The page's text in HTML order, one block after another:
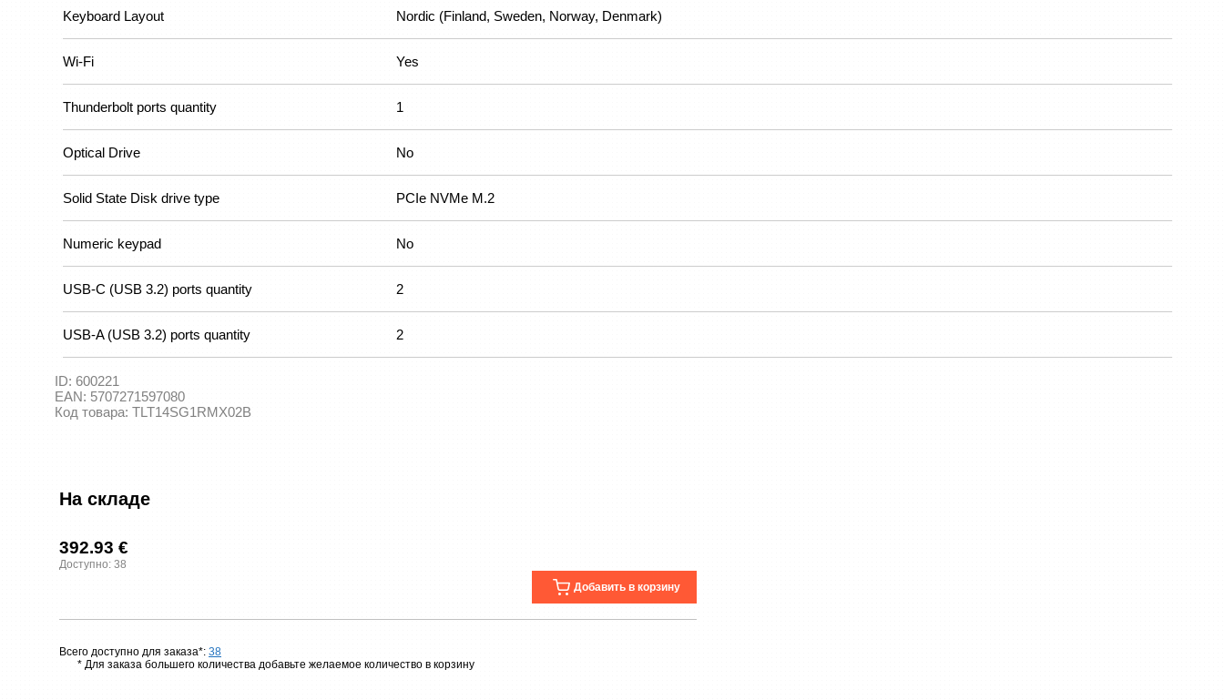
Keyboard Layout Nordic (Finland, Sweden, Norway, Denmark)
Wi-Fi Yes
Thunderbolt ports quantity 1
Optical Drive No
Solid State Disk drive type PCIe NVMe M.2
Numeric keypad No
USB-C (USB 3.2) ports quantity 2
USB-A (USB 3.2) ports quantity 2
ID: 600221
EAN: 5707271597080
Код товара: TLT14SG1RMX02B
На складе
392.93 €
Доступно: 38
Добавить в корзину
Всего доступно для заказа*: 38
* Для заказа большего количества добавьте желаемое количество в корзину